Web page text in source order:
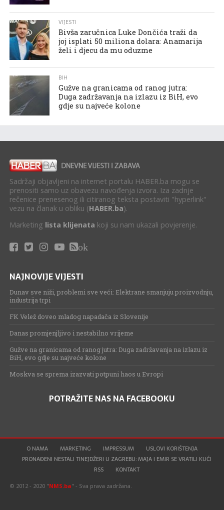
VIJESTI
Bivša zaručnica Luke Dončića traži da
joj isplati 50 miliona dolara: Anamarija
želi i djecu da mu oduzme
BIH
Gužve na granicama od ranog jutra:
Duga zadržavanja na izlazu iz BiH, evo
gdje su najveće kolone
Sadržaji objavljeni na internet portalu HABER.ba mogu se
prenositi samo uz obavezu navođenja izvora. Iza zadnje
rečenice prenesenog ili citiranog teksta postaviti "hyperlink"
vezu na članak u obliku (HABER.ba).
Marketing lista klijenata koji su nam ukazali povjerenje.
ok
NAJNOVIJE VIJESTI
Dunav sve niži, problemi sve veći: Elektrane smanjuju proizvodnju,
industrija trpi
FK Velež doveo mladog napadača iz Slovenije
Danas promjenjljivo i nestabilno vrijeme
Gužve na granicama od ranog jutra: Duga zadržavanja na izlazu iz
BiH, evo gdje su najveće kolone
Moskva se sprema izazvati potpuni haos u Evropi
POTRAŽITE NAS NA FACEBOOKU
O NAMA MARKETING IMPRESSUM
USLOVI KORIŠTENJA
PRONAĐENI NESTALI TINEJDŽERI U ZAGREBU: MAJA I EMIR SE VRATILI KUĆI
RSS
KONTAKT
© 2012 - 2020 "NMS.ba" - Sva prava zadržana.